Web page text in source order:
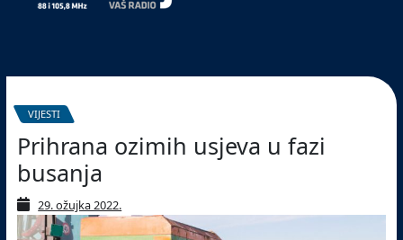
VIJESTI
Prihrana ozimih usjeva u fazi
busanja
29. ožujka 2022.